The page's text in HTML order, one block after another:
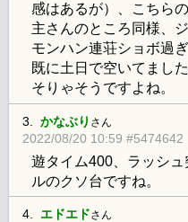
感はあるが）、こちら
主さんのところ同様、
モンハン連荘ショボ過ぎ
既に土日で空いてまし
そりゃそうですよね。
3. かなぶり さん
2022/08/20 10:59 #5474642
遊タイム400、ラッシ
ルのクソ台ですね。
4. エドエドさん